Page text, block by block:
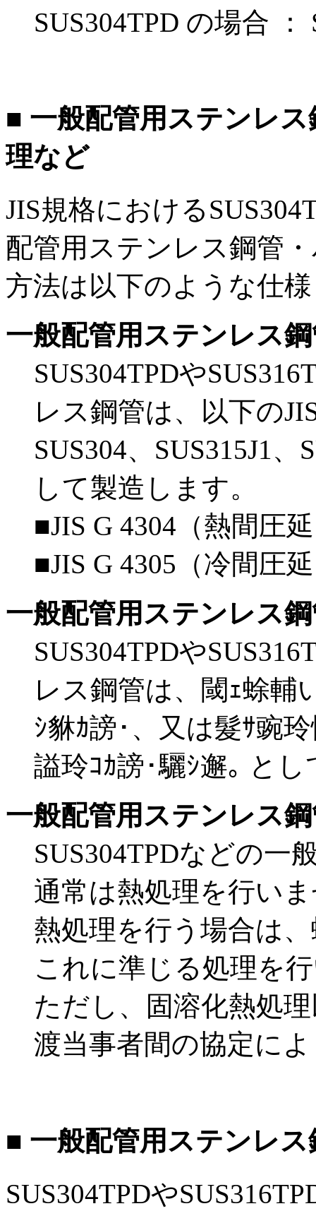
SUS304TPD の場合 ：
■ 一般配管用ステンレ
理など
JIS規格における
配管用ステンレス鋼管
方法は以下のような仕
一般配管用ステンレス
SUS304TPDや
レス鋼管は、以下の
SUS304、SUS315J1
して製造します。
■JIS G 4304（熱間圧
■JIS G 4305（冷間圧
一般配管用ステンレス
SUS304TPDや
レス鋼管は、 閾ｪ蜍輔
ｼ貅ｶ謗･ 、又は髮ｻ豌
謚玲ｺｶ謗･驪ｼ邂｡ とし
一般配管用ステンレス
SUS304TPDなどの一
通常は熱処理を行い
熱処理を行う場合は、
これに準じる処理を
ただし、固溶化熱処
渡当事者間の協定に
■ 一般配管用ステンレ
SUS304TPDや